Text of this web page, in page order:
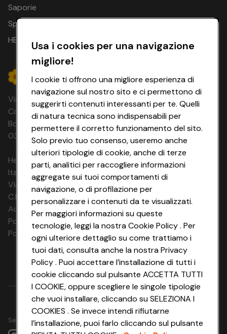
Saporie
Spesa Online
HEYCONAD
Via Michelino, 59 | 40127 BOLOGNA
Codice Fiscale e Registro Imprese di
Bologna 00865960157 PARTITA IVA
03320960374 CONAD SOC. COOP.
HeyConad Viaggi è un servizio gestito da
Italia Travel Marketing S.r.l.
Via Chiesolina 8 | 37066 Sommacampagna (VR)
C.F. e P.IVA: 03816060234
Aut. Prov Verona n. 4737/10
Polizza Ass. RC n. 177765037
Polizza Ass. Protection n. 6006000083/F
Seguici su
Usa i cookies per una navigazione
migliore!
I cookie ti offrono una migliore esperienza di
navigazione sul nostro sito e ci permettono di
suggerirti contenuti interessanti per te. Quelli
di natura tecnica sono indispensabili per
permettere il corretto funzionamento del sito.
Solo previo tuo consenso, useremo anche
ulteriori tipologie di cookie, anche di terze
parti, analitici per raccogliere informazioni
aggregate sui tuoi comportamenti di
navigazione, o di profilazione per
personalizzare i contenuti da te visualizzati.
Per maggiori informazioni su queste
tecnologie, leggi la nostra Cookie Policy . Per
ogni ulteriore dettaglio su come trattiamo i
tuoi dati, consulta anche la nostra Privacy
Policy . Puoi accettare l’installazione di tutti i
cookie cliccando sul pulsante ACCETTA TUTTI
I COOKIE, oppure scegliere le singole tipologie
che vuoi installare, cliccando su SELEZIONA I
COOKIES . Se invece intendi rifiutarne
l’installazione, puoi farlo cliccando sul pulsante